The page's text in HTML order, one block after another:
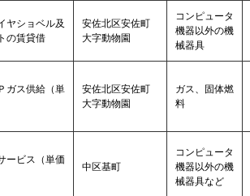
ヤショベル及
の賃貸借
安佐北区安佐町
大字動物園
コンピュータ
機器以外の機
械器具
ガス供給（単
安佐北区安佐町
大字動物園
ガス、固体燃
料
ービス（単価
中区基町
コンピュータ
機器以外の機
械器具など